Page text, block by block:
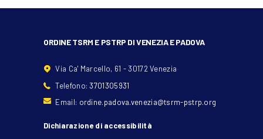
ORDINE TSRM E PSTRP DI VENEZIA E PADOVA
Via Ca' Marcello, 61 - 30172 Venezia
Telefono:3701305931
Email: ordine.padova.venezia@tsrm-pstrp.org
Dichiarazione di accessibilità